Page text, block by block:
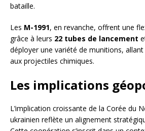
bataille.
Les M-1991, en revanche, offrent une
grâce à leurs 22 tubes de lancement
déployer une variété de munitions,
aux projectiles chimiques.
Les implications
L’implication croissante de la Corée du
ukrainien reflète un alignement